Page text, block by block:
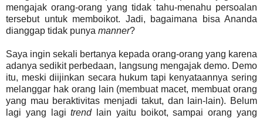
mengajak orang-orang yang tidak tahu-menahu persoalan
tersebut untuk memboikot. Jadi, bagaimana bisa Ananda
dianggap tidak punya manner?
Saya ingin sekali bertanya kepada orang-orang yang karena
adanya sedikit perbedaan, langsung mengajak demo. Demo
itu, meski diijinkan secara hukum tapi kenyataannya sering
melanggar hak orang lain (membuat macet, membuat orang
yang mau beraktivitas menjadi takut, dan lain-lain). Belum
lagi yang lagitrendlain yaitu boikot, sampai orang yang